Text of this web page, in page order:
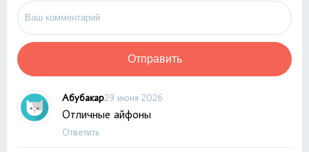
Отправить
Абубакар29 июня 2026
Отличные айфоны
Ответить